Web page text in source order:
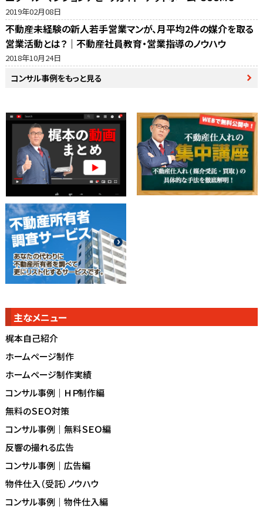
動産売却の窓口・ホームズ・マイナビの反響比較
2019年02月08日
不動産未経験の新人若手営業マンが、月平均2件の媒介を取る
営業活動とは？｜不動産社員教育・営業指導のノウハウ
2018年10月24日
コンサル事例をもっと見る
主なメニュー
梶本自己紹介
ホームページ制作
ホームページ制作実績
コンサル事例｜ＨＰ制作編
無料のＳＥＯ対策
コンサル事例｜無料ＳＥＯ編
反響の撮れる広告
コンサル事例｜広告編
物件仕入（受託）ノウハウ
コンサル事例｜物件仕入編